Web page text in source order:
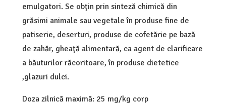
emulgatori. Se obţin prin sinteză chimică din
grăsimi animale sau vegetale în produse fine de
patiserie, deserturi, produse de cofetărie pe bază
de zahăr, gheaţă alimentară, ca agent de clarificare
a băuturilor răcoritoare, în produse dietetice
,glazuri dulci.
Doza zilnică maximă: 25 mg/kg corp